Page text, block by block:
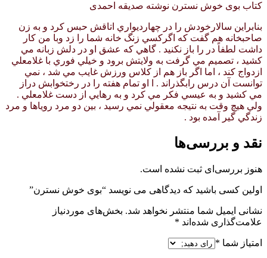
کتاب بوی خوش نسترن نوشته صدیقه احمدی
بنابراين سالارخودش را در چهارديواري اتاقش حبس كرد و به زن
صاحبخانه هم گفت كه اگركسي زنگ خانه شما را زد وبا من كار
داشت لطفاً در را باز نكنيد . گاهي كه عشق او در دلش زبانه مي
كشيد ، تصميم مي گرفت به ولايتش برود و خيلي فوري با غلامعلي
ازدواج كند ، اما اگر باز هم از كلاس ورزش غايب مي شد ، نمي
توانست آن درس رابگذراند . ا او تمام هفته را در رختخوابش دراز
مي كشيد و به عيسي فكر مي كرد و به رهايي از دست غلامعلي .
ولي هيچ وقت به نتيجه معقولي نمي رسيد ، بين دو مرد روياها و مرد
زندگي گير آمده بود .
نقد و بررسی‌ها
هنوز بررسی‌ای ثبت نشده است.
اولین کسی باشید که دیدگاهی می نویسد “بوی خوش نسترن”
نشانی ایمیل شما منتشر نخواهد شد. بخش‌های موردنیاز
علامت‌گذاری شده‌اند *
امتیاز شما *